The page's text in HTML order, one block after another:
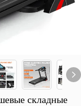
складные